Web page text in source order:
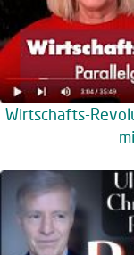
Wirtschafts-